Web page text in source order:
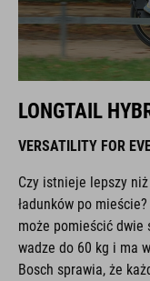
LONGTAIL
VERSATILITY FOR
Czy istnieje lepszy
ładunków po
może pomieścić dwie
wadze do 60 kg i ma
Bosch sprawia, że